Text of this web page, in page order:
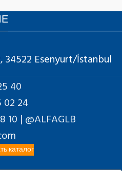
34522 Esenyurt/İstanbul
40
02 24
10 | @ALFAGLB
каталог